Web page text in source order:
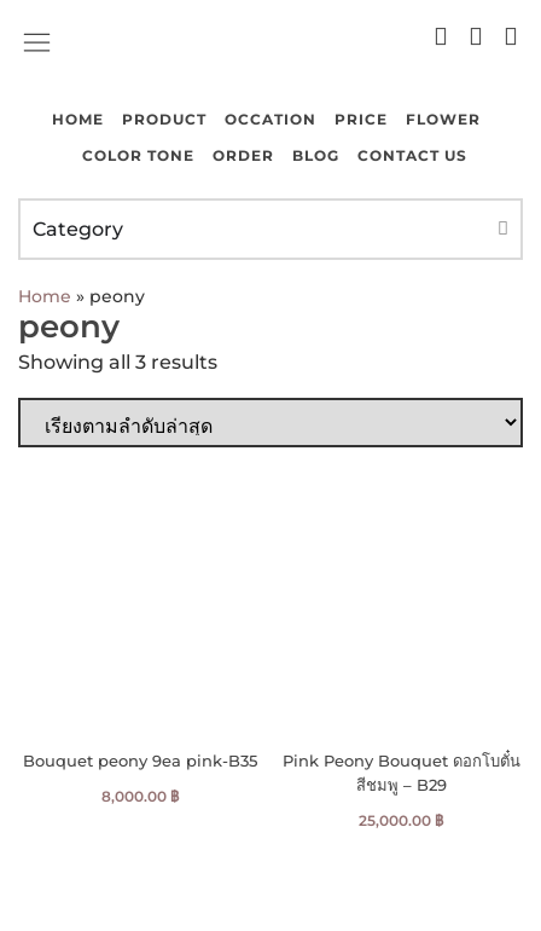
HOME PRODUCT OCCATION PRICE
FLOWER
COLOR TONE
ORDER BLOG CONTACT US
Category
Home » peony
peony
Showing all 3 results
Bouquet peony 9ea pink-B35
8,000.00 ฿
Pink Peony Bouquet ดอกโบตั๋น
สีชมพู – B29
25,000.00 ฿